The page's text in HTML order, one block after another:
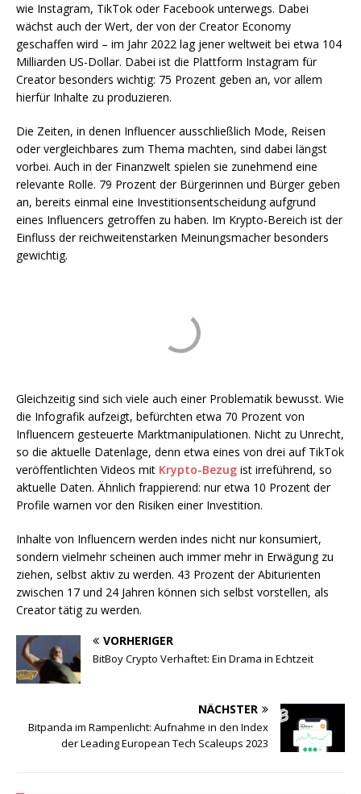
wie Instagram, TikTok oder Facebook unterwegs. Dabei
wächst auch der Wert, der von der Creator Economy
geschaffen wird – im Jahr 2022 lag jener weltweit bei etwa 104
Milliarden US-Dollar. Dabei ist die Plattform Instagram für
Creator besonders wichtig: 75 Prozent geben an, vor allem
hierfür Inhalte zu produzieren.
Die Zeiten, in denen Influencer ausschließlich Mode, Reisen
oder vergleichbares zum Thema machten, sind dabei längst
vorbei. Auch in der Finanzwelt spielen sie zunehmend eine
relevante Rolle. 79 Prozent der Bürgerinnen und Bürger geben
an, bereits einmal eine Investitionsentscheidung aufgrund
eines Influencers getroffen zu haben. Im Krypto-Bereich ist der
Einfluss der reichweitenstarken Meinungsmacher besonders
gewichtig.
Gleichzeitig sind sich viele auch einer Problematik bewusst. Wie
die Infografik aufzeigt, befürchten etwa 70 Prozent von
Influencern gesteuerte Marktmanipulationen. Nicht zu Unrecht,
so die aktuelle Datenlage, denn etwa eines von drei auf TikTok
veröffentlichten Videos mit Krypto-Bezug ist irreführend, so
aktuelle Daten. Ähnlich frappierend: nur etwa 10 Prozent der
Profile warnen vor den Risiken einer Investition.
Inhalte von Influencern werden indes nicht nur konsumiert,
sondern vielmehr scheinen auch immer mehr in Erwägung zu
ziehen, selbst aktiv zu werden. 43 Prozent der Abiturienten
zwischen 17 und 24 Jahren können sich selbst vorstellen, als
Creator tätig zu werden.
VORHERIGER
BitBoy Crypto Verhaftet: Ein Drama in Echtzeit
NÄCHSTER
Bitpanda im Rampenlicht: Aufnahme in den Index
der Leading European Tech Scaleups 2023